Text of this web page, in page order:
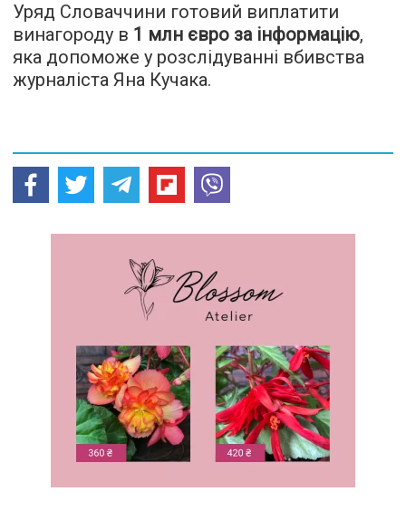
Уряд Словаччини готовий виплатити
винагороду в 1 млн євро за інформацію,
яка допоможе у розслідуванні вбивства
журналіста Яна Кучака.